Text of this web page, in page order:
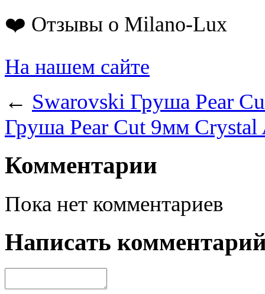
❤️ Отзывы о Milano-Lux
На нашем сайте
← Swarovski Груша Pear
Груша Pear Cut 9мм
Комментарии
Пока нет комментариев
Написать